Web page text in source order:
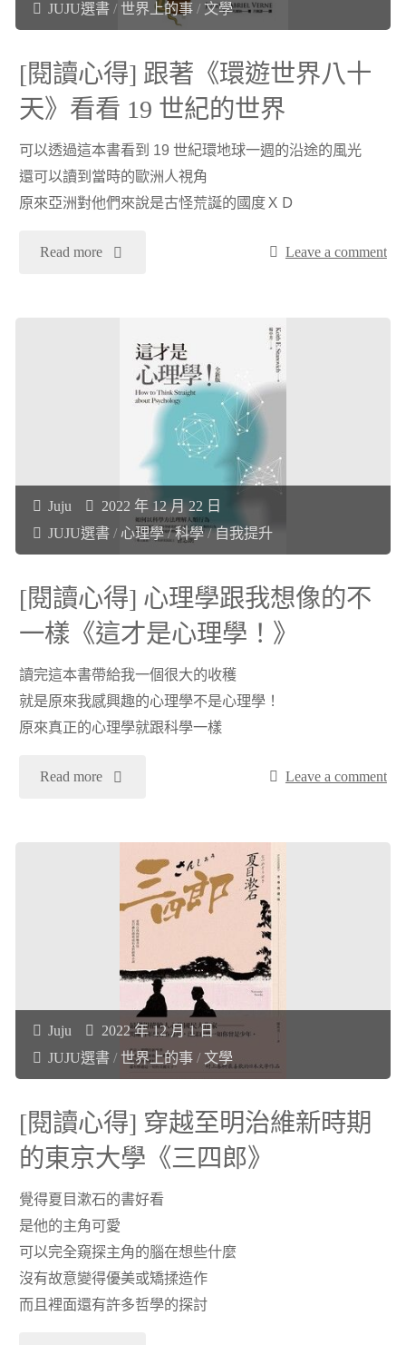
2》"
讀
總
心
得"
JUJU選書 / 世界上的事 / 文學
[閱讀心得] 跟著《環遊世界八十
天》看看 19 世紀的世界
可以透過這本書看到 19 世紀環地球一週的沿途的風光
還可以讀到當時的歐洲人視角
原來亞洲對他們來說是古怪荒誕的國度ＸＤ
Read more
著
《環
遊
世
界
八
十
紀
的
世
界"
Leave a comment
Juju
2022 年 12 月 22 日
JUJU選書 / 心理學 / 科學 / 自我提升
[閱讀心得] 心理學跟我想像的不
一樣《這才是心理學！》
讀完這本書帶給我一個很大的收穫
就是原來我感興趣的心理學不是心理學！
原來真正的心理學就跟科學一樣
Read more
理
學
跟
我
想
像
的
Leave a comment
Juju
2022 年 12 月 1 日
JUJU選書 / 世界上的事 / 文學
[閱讀心得] 穿越至明治維新時期
的東京大學《三四郎》
覺得夏目漱石的書好看
是他的主角可愛
可以完全窺探主角的腦在想些什麼
沒有故意變得優美或矯揉造作
而且裡面還有許多哲學的探討